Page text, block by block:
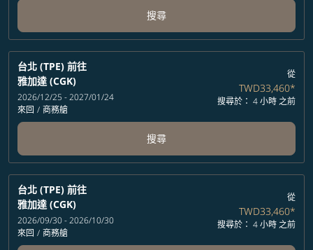
搜尋
台北 (TPE) 前往
雅加達 (CGK)
2026/12/25 - 2027/01/24
來回 / 商務艙
從
TWD33,460*
搜尋於： 4 小時 之前
搜尋
台北 (TPE) 前往
雅加達 (CGK)
2026/09/30 - 2026/10/30
來回 / 商務艙
從
TWD33,460*
搜尋於： 4 小時 之前